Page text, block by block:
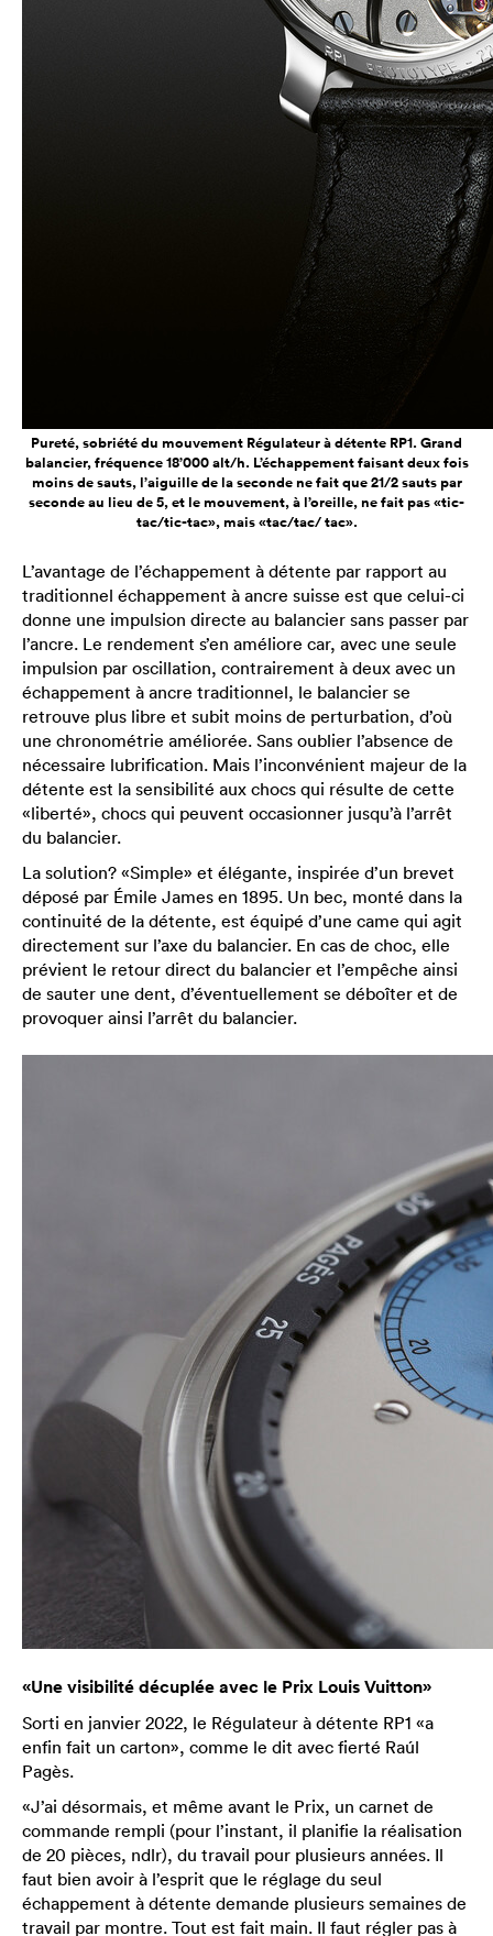
Pureté, sobriété du mouvement Régulateur à détente RP1. Grand
balancier, fréquence 18’000 alt/h. L’échappement faisant deux fois
moins de sauts, l’aiguille de la seconde ne fait que 21/2 sauts par
seconde au lieu de 5, et le mouvement, à l’oreille, ne fait pas «tic-
tac/tic-tac», mais «tac/tac/ tac».
L’avantage de l’échappement à détente par rapport au
traditionnel échappement à ancre suisse est que celui-ci
donne une impulsion directe au balancier sans passer par
l’ancre. Le rendement s’en améliore car, avec une seule
impulsion par oscillation, contrairement à deux avec un
échappement à ancre traditionnel, le balancier se
retrouve plus libre et subit moins de perturbation, d’où
une chronométrie améliorée. Sans oublier l’absence de
nécessaire lubrification. Mais l’inconvénient majeur de la
détente est la sensibilité aux chocs qui résulte de cette
«liberté», chocs qui peuvent occasionner jusqu’à l’arrêt
du balancier.
La solution? «Simple» et élégante, inspirée d’un brevet
déposé par Émile James en 1895. Un bec, monté dans la
continuité de la détente, est équipé d’une came qui agit
directement sur l’axe du balancier. En cas de choc, elle
prévient le retour direct du balancier et l’empêche ainsi
de sauter une dent, d’éventuellement se déboîter et de
provoquer ainsi l’arrêt du balancier.
«Une visibilité décuplée avec le Prix Louis Vuitton»
Sorti en janvier 2022, le Régulateur à détente RP1 «a
enfin fait un carton», comme le dit avec fierté Raúl
Pagès.
«J’ai désormais, et même avant le Prix, un carnet de
commande rempli (pour l’instant, il planifie la réalisation
de 20 pièces, ndlr), du travail pour plusieurs années. Il
faut bien avoir à l’esprit que le réglage du seul
échappement à détente demande plusieurs semaines de
travail par montre. Tout est fait main. Il faut régler pas à